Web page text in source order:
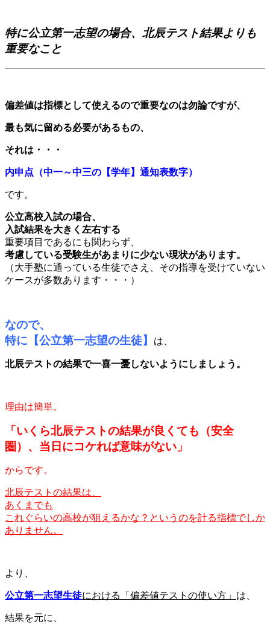
特に公立第一志望の場合、北辰テスト結果よりも
重要なこと
偏差値は指標として使えるので重要なのは勿論ですが、
最も気に留める必要があるもの、
それは・・・
内申点（中一～中三の【学年】通知表数字）
です。
公立高校入試の場合、
入試結果を大きく左右する
重要項目であるにも関わらず、
考慮している受験生があまりに少ない現状があります。
（大手塾に通っている生徒でさえ、その指導を受けていない
ケースが多数あります・・・）
なので、
特に【公立第一志望の生徒】
は、
北辰テストの結果で一喜一憂しないようにしましょう。
理由は簡単。
「いくら北辰テストの結果が良くても（安全
圏）、当日にコケれば意味がない」
からです。
北辰テストの結果は、
あくまでも
これぐらいの高校が狙えるかな？というのを計る指標でしか
ありません。
より、
公立第一志望生徒における「偏差値テストの使い方」 は、
結果を元に、